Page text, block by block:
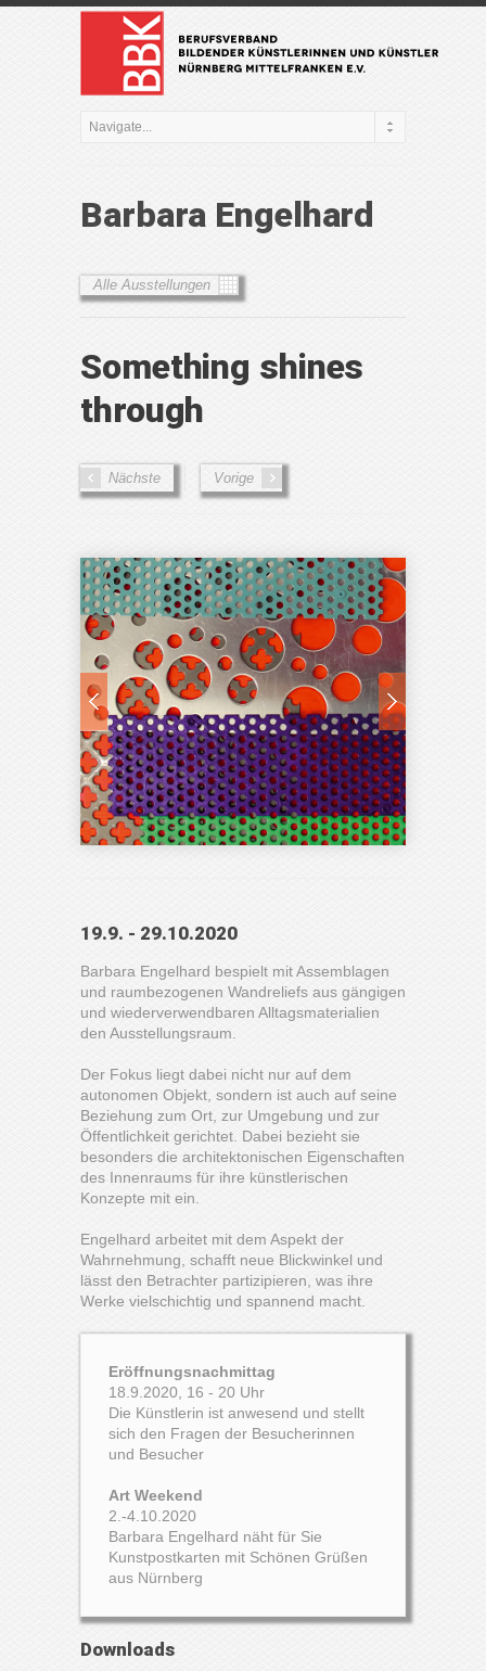
Barbara Engelhard
Alle Ausstellungen
Something shines
through
Nächste Vorige
19.9. - 29.10.2020
Barbara Engelhard bespielt mit Assemblagen
und raumbezogenen Wandreliefs aus gängigen
und wiederverwendbaren Alltagsmaterialien
den Ausstellungsraum.
Der Fokus liegt dabei nicht nur auf dem
autonomen Objekt, sondern ist auch auf seine
Beziehung zum Ort, zur Umgebung und zur
Öffentlichkeit gerichtet. Dabei bezieht sie
besonders die architektonischen Eigenschaften
des Innenraums für ihre künstlerischen
Konzepte mit ein.
Engelhard arbeitet mit dem Aspekt der
Wahrnehmung, schafft neue Blickwinkel und
lässt den Betrachter partizipieren, was ihre
Werke vielschichtig und spannend macht.
Eröffnungsnachmittag
18.9.2020, 16 - 20 Uhr
Die Künstlerin ist anwesend und stellt
sich den Fragen der Besucherinnen
und Besucher
Art Weekend
2.-4.10.2020
Barbara Engelhard näht für Sie
Kunstpostkarten mit Schönen Grüßen
aus Nürnberg
Downloads